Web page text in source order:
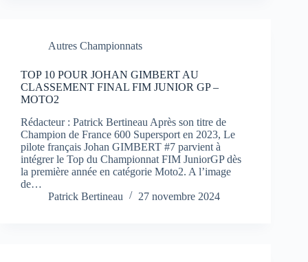
Autres Championnats
TOP 10 POUR JOHAN GIMBERT AU
CLASSEMENT FINAL FIM JUNIOR GP –
MOTO2
Rédacteur : Patrick Bertineau Après son titre de
Champion de France 600 Supersport en 2023, Le
pilote français Johan GIMBERT #7 parvient à
intégrer le Top du Championnat FIM JuniorGP dès
la première année en catégorie Moto2. A l’image
de…
Patrick Bertineau
27 novembre 2024